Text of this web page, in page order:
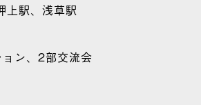
上駅、浅草駅
ン、2部交流会